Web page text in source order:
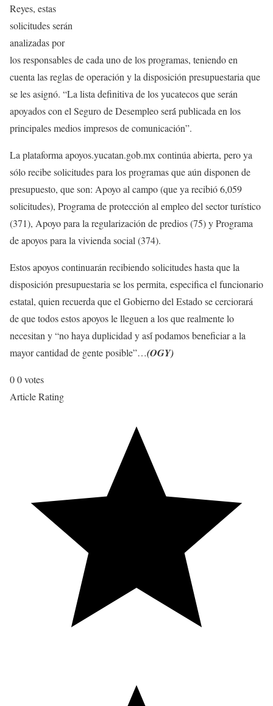
Reyes, estas
solicitudes serán
analizadas por
los responsables de cada uno de los programas, teniendo en
cuenta las reglas de operación y la disposición presupuestaria que
se les asignó. “La lista definitiva de los yucatecos que serán
apoyados con el Seguro de Desempleo será́ publicada en los
principales medios impresos de comunicación”.
La plataforma apoyos.yucatan.gob.mx continúa abierta, pero ya
sólo recibe solicitudes para los programas que aún disponen de
presupuesto, que son: Apoyo al campo (que ya recibió 6,059
solicitudes), Programa de protección al empleo del sector turístico
(371), Apoyo para la regularización de predios (75) y Programa
de apoyos para la vivienda social (374).
Estos apoyos continuarán recibiendo solicitudes hasta que la
disposición presupuestaria se los permita, especifica el funcionario
estatal, quien recuerda que el Gobierno del Estado se cerciorará
de que todos estos apoyos le lleguen a los que realmente lo
necesitan y “no haya duplicidad y así́ podamos beneficiar a la
mayor cantidad de gente posible”…(OGY)
00votes
Article Rating